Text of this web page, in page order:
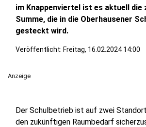
im Knappenviertel ist es aktuell
Summe, die in die Oberhausener
gesteckt wird.
Veröffentlicht: Freitag, 16.02.2024 14:00
Anzeige
Der Schulbetrieb ist auf zwei
den zukünftigen Raumbedarf